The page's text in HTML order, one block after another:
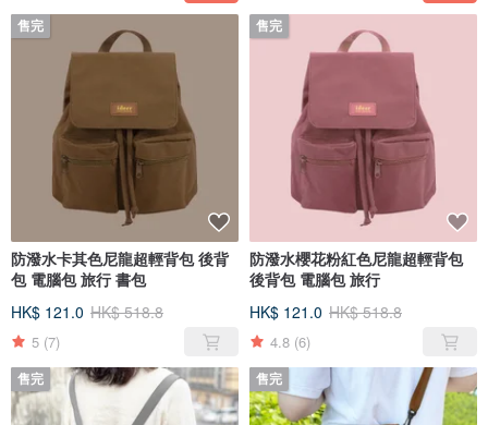
售完
防潑水卡其色尼龍超輕背包 後背
包 電腦包 旅行 書包
HK$ 121.0 HK$ 518.8
5 (7)
售完
防潑水櫻花粉紅色尼龍超輕背包
後背包 電腦包 旅行
HK$ 121.0 HK$ 518.8
4.8 (6)
售完 售完